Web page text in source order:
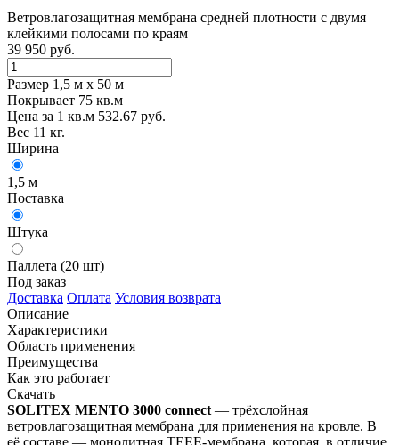
Ветровлагозащитная мембрана средней плотности с двумя
клейкими полосами по краям
39 950 руб.
Размер 1,5 м х 50 м
Покрывает 75 кв.м
Цена за 1 кв.м 532.67 руб.
Вес 11 кг.
Ширина
1,5 м
Поставка
Штука
Паллета (20 шт)
Под заказ
Доставка Оплата Условия возврата
Описание
Характеристики
Область применения
Преимущества
Как это работает
Скачать
SOLITEX MENTO 3000 connect — трёхслойная
ветровлагозащитная мембрана для применения на кровле. В
её составе — монолитная TEEE-мембрана, которая, в отличие